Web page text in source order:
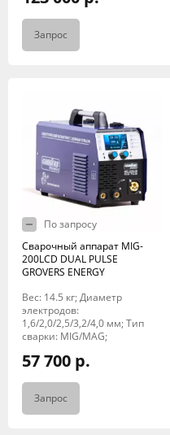
Запрос
По запросу
Сварочный аппарат MIG-
200LCD DUAL PULSE
GROVERS ENERGY
Вес: 14.5 кг; Диаметр
электродов:
1,6/2,0/2,5/3,2/4,0 мм; Тип
сварки: MIG/MAG;
57 700 р.
Запрос